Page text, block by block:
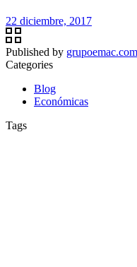
22 diciembre, 2017
Published by
Categories
Blog
Económicas
Tags